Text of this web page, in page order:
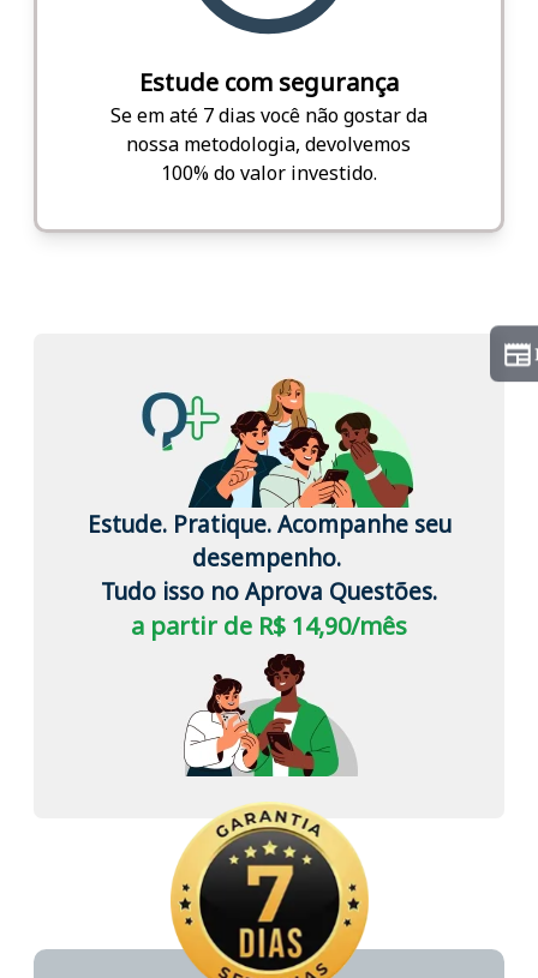
Estude com segurança
Se em até 7 dias você não gostar da
nossa metodologia, devolvemos
100% do valor investido.
Estude. Pratique. Acompanhe seu
desempenho.
Tudo isso no Aprova Questões.
a partir de R$ 14,90/mês